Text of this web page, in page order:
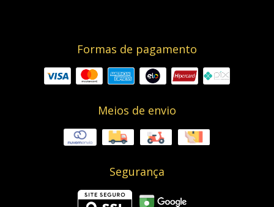
Formas de pagamento
Meios de envio
Segurança